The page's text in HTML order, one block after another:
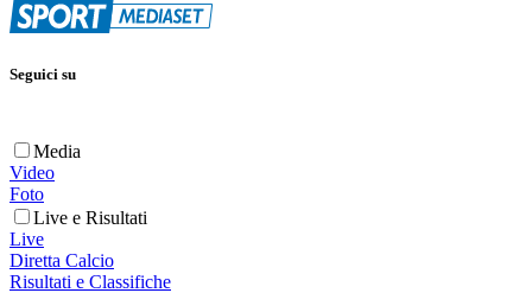
Seguici su
Media
Video
Foto
Live e Risultati
Live
Diretta Calcio
Risultati e Classifiche